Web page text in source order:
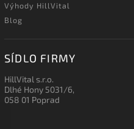
Výhody HillVital
Blog
SÍDLO FIRMY
HillVital s.r.o.
Dlhé Hony 5031/6,
058 01 Poprad